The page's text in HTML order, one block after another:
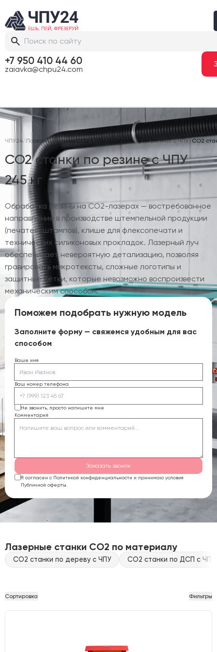
+7 950 410 44 60
zaiavka@chpu24.com
ЧПУ24/Лазерные станки CO2 с ЧПУ CO2 станки по резине с ЧПУ/CO2
CO2 станки по резине с ЧПУ
245 кг
Обработка резины на CO2-лазерах — востребованное
направление в производстве штемпельной продукции
(печатей, штампов), клише для флексопечати и
технических силиконовых прокладок. Лазерный луч
обеспечивает невероятную детализацию, позволяя
гравировать микротексты, сложные логотипы и
защитные сетки, которые невозможно воспроизвести
механическим способом.
Поможем подобрать нужную модель
Заполните форму — свяжемся удобным для вас
способом
Ваше имя
Ваш номер телефона
Не звонить, просто напишите мне
Комментарий
Заказать звонок
Я согласен с Политикой конфиденциальности и принимаю условия
Публичной оферты.
Лазерные станки CO2 по материалу
CO2 станки по дереву с ЧПУ CO2 станки по ДСП с ЧПУ
Сортировка Фильтры